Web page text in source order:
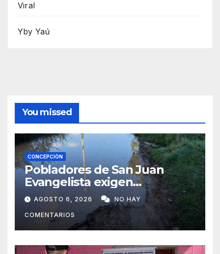
Viral
Yby Yaú
You missed
CONCEPCIÓN
Pobladores de San Juan
Evangelista exigen
reparación urgente de
caminos vecinales
AGOSTO 6, 2026 NO HAY
COMENTARIOS